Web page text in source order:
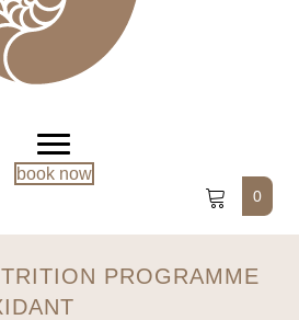
book now
0
PROGRAMME